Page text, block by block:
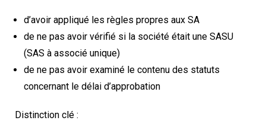
d’avoir appliqué les règles propres aux SA
de ne pas avoir vérifié si la société était une SASU
(SAS à associé unique)
de ne pas avoir examiné le contenu des statuts
concernant le délai d’approbation
Distinction clé :